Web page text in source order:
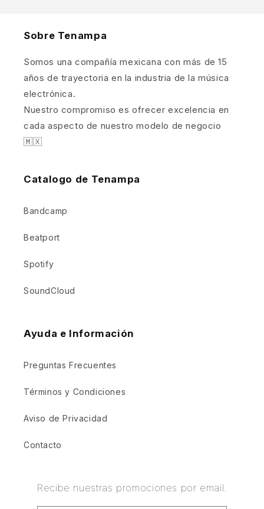
Sobre Tenampa
Somos una compañía mexicana con más de 15
años de trayectoria en la industria de la música
electrónica.
Nuestro compromiso es ofrecer excelencia en
cada aspecto de nuestro modelo de negocio
🇲🇽
Catalogo de Tenampa
Bandcamp
Beatport
Spotify
SoundCloud
Ayuda e Información
Preguntas Frecuentes
Términos y Condiciones
Aviso de Privacidad
Contacto
Recibe nuestras promociones por email.